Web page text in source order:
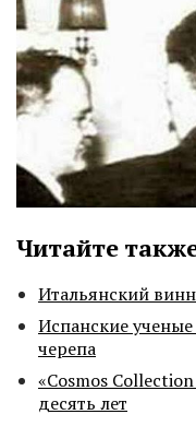
Читайте
Итальянский
Испанские
черепа
«Cosmos
десять лет